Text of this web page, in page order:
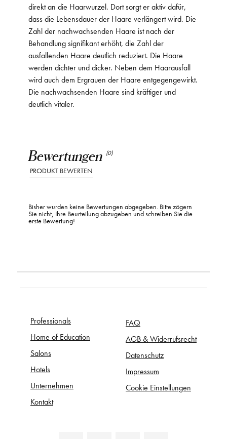
Bewertungen (0)
PRODUKT BEWERTEN
Bisher wurden keine Bewertungen abgegeben. Bitte zögern
Sie nicht, Ihre Beurteilung abzugeben und schreiben Sie die
erste Bewertung!
direkt an die Haarwurzel. Dort sorgt er aktiv dafür,
dass die Lebensdauer der Haare verlängert wird. Die
Zahl der nachwachsenden Haare ist nach der
Behandlung signifikant erhöht, die Zahl der
ausfallenden Haare deutlich reduziert. Die Haare
werden dichter und dicker. Neben dem Haarausfall
wird auch dem Ergrauen der Haare entgegengewirkt.
Die nachwachsenden Haare sind kräftiger und
deutlich vitaler.
Professionals
Home of Education
Salons
Hotels
Unternehmen
Kontakt
FAQ
AGB & Widerrufsrecht
Datenschutz
Impressum
Cookie Einstellungen